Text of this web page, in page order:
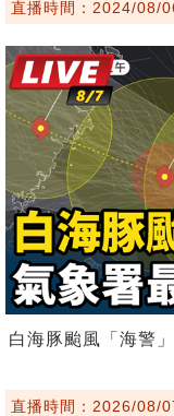
直播時間：2024/08/
白海豚颱風「海警
直播時間：2026/08/